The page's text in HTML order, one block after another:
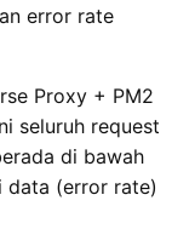
error rate
Proxy + PM2
seluruh request
di bawah
data (error rate)